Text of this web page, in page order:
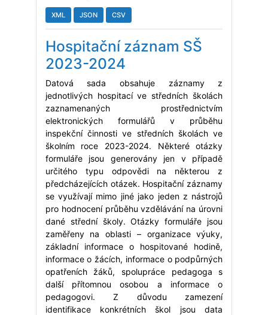
XML JSON CSV
Hospitační záznam SŠ
2023-2024
Datová sada obsahuje záznamy z
jednotlivých hospitací ve středních školách
zaznamenaných prostřednictvím
elektronických formulářů v průběhu
inspekční činnosti ve středních školách ve
školním roce 2023-2024. Některé otázky
formuláře jsou generovány jen v případě
určitého typu odpovědi na některou z
předcházejících otázek. Hospitační záznamy
se využívají mimo jiné jako jeden z nástrojů
pro hodnocení průběhu vzdělávání na úrovni
dané střední školy. Otázky formuláře jsou
zaměřeny na oblasti – organizace výuky,
základní informace o hospitované hodině,
informace o žácích, informace o podpůrných
opatřeních žáků, spolupráce pedagoga s
další přítomnou osobou a informace o
pedagogovi. Z důvodu zamezení
identifikace konkrétních škol jsou data